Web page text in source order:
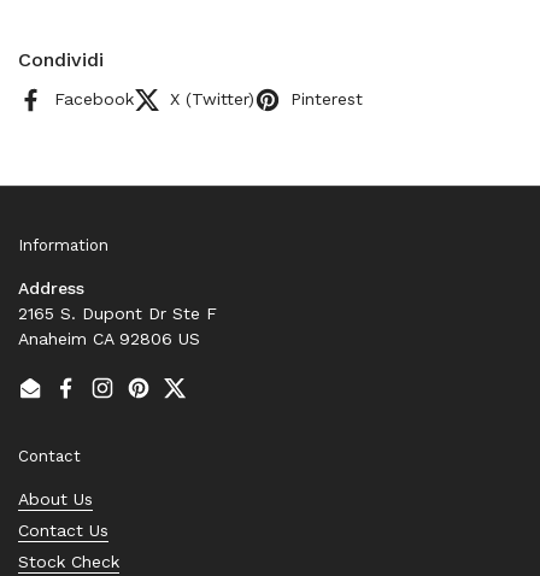
Condividi
Facebook X (Twitter) Pinterest
Information
Address
2165 S. Dupont Dr Ste F
Anaheim CA 92806 US
EmailFacebook
Instagram
PinterestTwitter
Contact
About Us
Contact Us
Stock Check